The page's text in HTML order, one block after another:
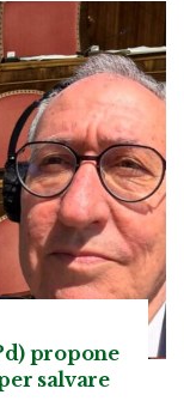
propone
salvare